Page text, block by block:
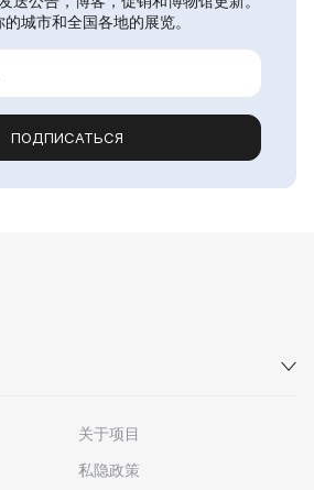
城市和全国各地的展览。
ПОДПИСАТЬСЯ
关于项目
私隐政策